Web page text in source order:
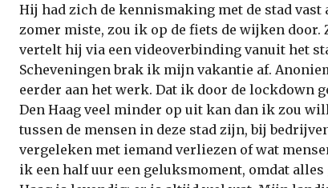
Hij had zich de kennismaking met de stad vast
zomer miste, zou ik op de fiets de wijken
vertelt hij via een videoverbinding vanuit het
Scheveningen brak ik mijn vakantie af.
eerder aan het werk. Dat ik door de lockdown
Den Haag veel minder op uit kan dan ik zou
tussen de mensen in deze stad zijn, bij
vergeleken met iemand verliezen of wat
ik een half uur een geluksmoment, omdat